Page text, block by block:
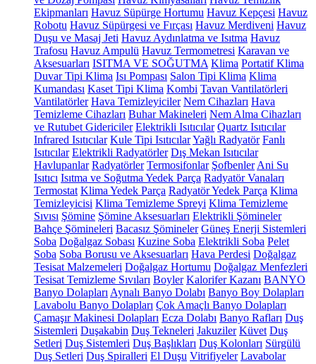
Ekipmanları Havuz Süpürge Hortumu Havuz Kepçesi Havuz
Robotu Havuz Süpürgesi ve Fırçası Havuz Merdiveni Havuz
Duşu ve Masaj Jeti Havuz Aydınlatma ve Isıtma Havuz
Trafosu Havuz Ampulü Havuz Termometresi Karavan ve
Aksesuarları ISITMA VE SOĞUTMA Klima Portatif Klima
Duvar Tipi Klima Isı Pompası Salon Tipi Klima Klima
Kumandası Kaset Tipi Klima Kombi Tavan Vantilatörleri
Vantilatörler Hava Temizleyiciler Nem Cihazları Hava
Temizleme Cihazları Buhar Makineleri Nem Alma Cihazları
ve Rutubet Gidericiler Elektrikli Isıtıcılar Quartz Isıtıcılar
Infrared Isıtıcılar Kule Tipi IsıtıcılarYağlı Radyatör Fanlı
Isıtıcılar Elektrikli Radyatörler Dış Mekan Isıtıcılar
Havlupanlar Radyatörler Termosifonlar Şofbenler Ani Su
Isıtıcı Isıtma ve Soğutma Yedek Parça Radyatör Vanaları
Termostat Klima Yedek Parça Radyatör Yedek Parça Klima
Temizleyicisi Klima Temizleme Spreyi Klima Temizleme
Sıvısı Şömine Şömine Aksesuarları Elektrikli Şömineler
Bahçe Şömineleri Bacasız Şömineler Güneş Enerji Sistemleri
Soba Doğalgaz Sobası Kuzine Soba Elektrikli Soba Pelet
Soba Soba Borusu ve Aksesuarları Hava Perdesi Doğalgaz
Tesisat Malzemeleri Doğalgaz Hortumu Doğalgaz Menfezleri
Tesisat Temizleme Sıvıları Boyler Kalorifer Kazanı BANYO
Banyo Dolapları Aynalı Banyo Dolabı Banyo Boy Dolapları
Lavabolu Banyo Dolapları Çok Amaçlı Banyo Dolapları
Çamaşır Makinesi Dolapları Ecza Dolabı Banyo Rafları Duş
Sistemleri Duşakabin Duş Tekneleri Jakuziler Küvet Duş
Setleri Duş Sistemleri Duş Başlıkları Duş Kolonları Sürgülü
Duş Setleri Duş Spiralleri El Duşu Vitrifiyeler Lavabolar